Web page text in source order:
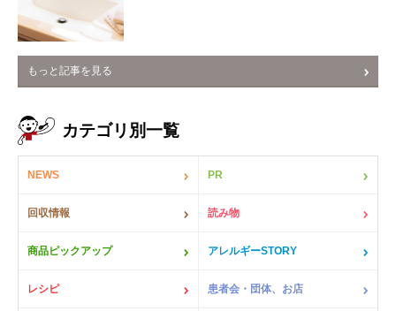
もっと記事を見る
カテゴリ別一覧
NEWS PR
回収情報 読み物
商品ピックアップ アレルギーSTORY
レシピ 患者会・団体、お店